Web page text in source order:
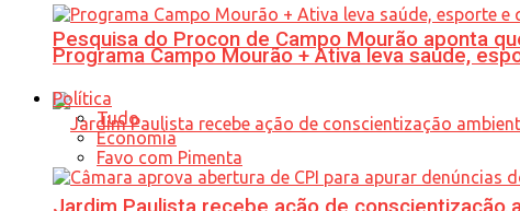
Pesquisa do Procon de Campo Mourão aponta
Programa Campo Mourão + Ativa leva saúde,
Política
Tudo
Economia
Favo com Pimenta